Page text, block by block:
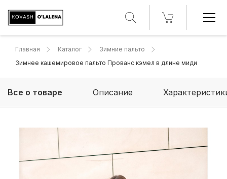
Главная Каталог
Зимние пальто
Зимнее кашемировое пальто Прованс кэмел в длине миди
Все о товаре Описание